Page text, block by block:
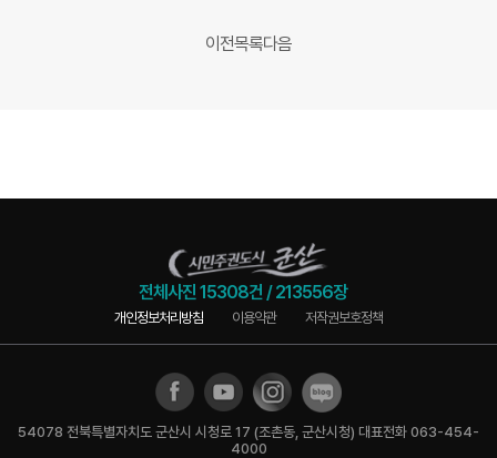
이전목록다음
전체사진 15308건 /213556장
개인정보처리방침 이용약관 저작권보호정책
54078 전북특별자치도 군산시 시청로 17 (조촌동, 군산시청) 대표전화 063-454-
4000